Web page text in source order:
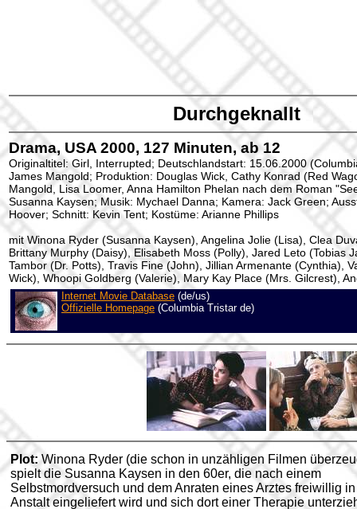
Durchgeknallt
Drama, USA 2000, 127 Minuten, ab 12
Originaltitel: Girl, Interrupted; Deutschlandstart: 15.06.2000
James Mangold; Produktion: Douglas Wick, Cathy Konrad (Red
Mangold, Lisa Loomer, Anna Hamilton Phelan nach dem Roman
Susanna Kaysen; Musik: Mychael Danna; Kamera: Jack Green;
Hoover; Schnitt: Kevin Tent; Kostüme: Arianne Phillips
mit Winona Ryder (Susanna Kaysen), Angelina Jolie (Lisa), Clea
Brittany Murphy (Daisy), Elisabeth Moss (Polly), Jared Leto (Tobias
Tambor (Dr. Potts), Travis Fine (John), Jillian Armenante (Cynthia),
Wick), Whoopi Goldberg (Valerie), Mary Kay Place (Mrs. Gilcrest),
Internet Movie Database (de/us)
Offizielle Homepage (Columbia Tristar de)
Plot: Winona Ryder (die schon in unzähligen Filmen
spielt die Susanna Kaysen in den 60er, die nach einem
Selbstmordversuch und dem Anraten eines Arztes freiwillig
Anstalt eingeliefert wird und sich dort einer Therapie